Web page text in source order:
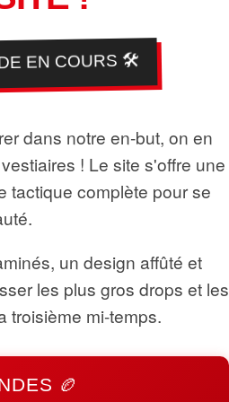
EN COURS 🛠️
dans notre en-but, on en
! Le site s'offre une
tactique complète pour se
un design affûté et
les plus gros drops et les
troisième mi-temps.
🏉